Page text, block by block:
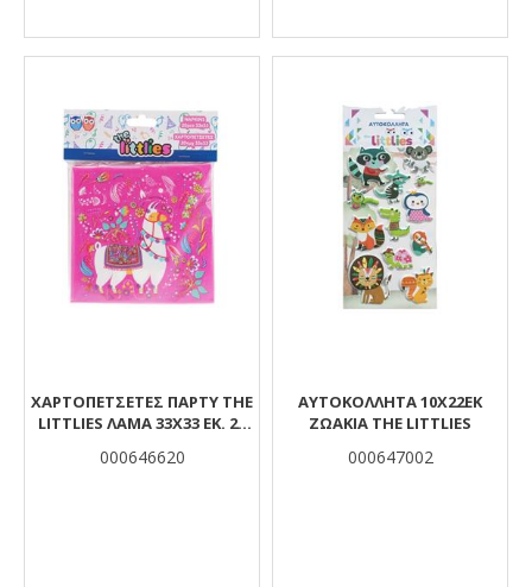
ΧΑΡΤΟΠΕΤΣΈΤΕΣ ΠΆΡΤΥ THE
LITTLIES ΛΆΜΑ 33X33 ΕΚ. 20
000646620
ΑΥΤΟΚΟΛΛΗΤΑ 10X22EK
ΖΩΑΚΙΑ THE LITTLIES
000647002